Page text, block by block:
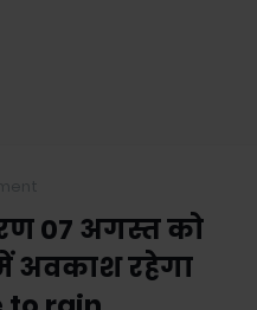
07 अगस्त को
में अवकाश रहेगा